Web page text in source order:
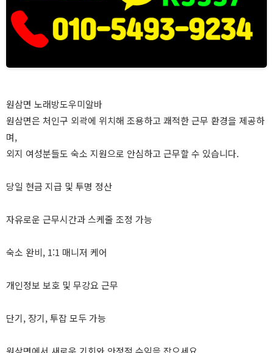
원삼면 노래방도우미알바
원삼면은 처인구 외곽에 위치해 조용하고 쾌적한 근무 환경을 제공하
며,
외지 여성분들도 숙소 지원으로 안심하고 근무할 수 있습니다.
당일 현금 지급 및 투명 정산
자유로운 근무시간과 스케줄 조정 가능
숙소 완비, 1:1 매니저 케어
개인정보 보호 및 무강요 근무
단기, 장기, 투잡 모두 가능